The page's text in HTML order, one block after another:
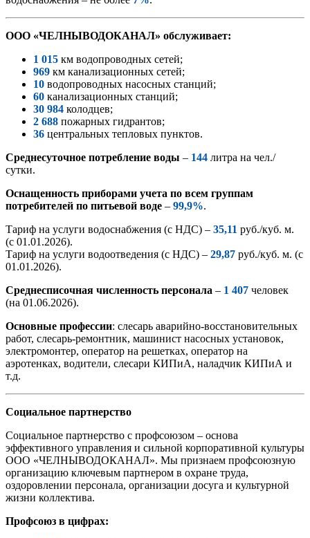
ООО «ЧЕЛНЫВОДОКАНАЛ» обслуживает:
1 015 км водопроводных сетей;
969 км канализационных сетей;
10 водопроводных насосных станций;
60 канализационных станций;
30 984 колодцев;
2 688 пожарных гидрантов;
36 центральных тепловых пунктов.
Среднесуточное потребление воды – 144 литра на чел./
сутки.
Оснащенность приборами учета по всем группам
потребителей по питьевой воде – 99,9%.
Тариф на услуги водоснабжения (с НДС) – 35,11 руб./куб. м.
(с 01.01.2026).
Тариф на услуги водоотведения (с НДС) – 29,87 руб./куб. м. (с
01.01.2026).
Среднесписочная численность персонала – 1 407 человек
(на 01.06.2026).
Основные профессии: слесарь аварийно-восстановительных
работ, слесарь-ремонтник, машинист насосных установок,
электромонтер, оператор на решетках, оператор на
аэротенках, водители, слесари КИПиА, наладчик КИПиА и
т.д.
Социальное партнерство
Социальное партнерство с профсоюзом – основа
эффективного управления и сильной корпоративной культуры
ООО «ЧЕЛНЫВОДОКАНАЛ». Мы признаем профсоюзную
организацию ключевым партнером в охране труда,
оздоровлении персонала, организации досуга и культурной
жизни коллектива.
Профсоюз в цифрах: